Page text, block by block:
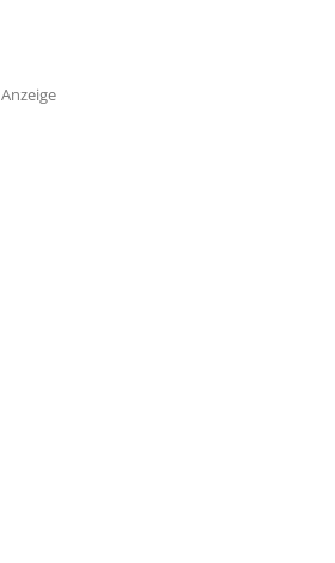
Anzeige